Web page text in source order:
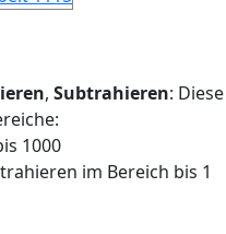
, Subtrahieren: Diese
1000
im Bereich bis 1